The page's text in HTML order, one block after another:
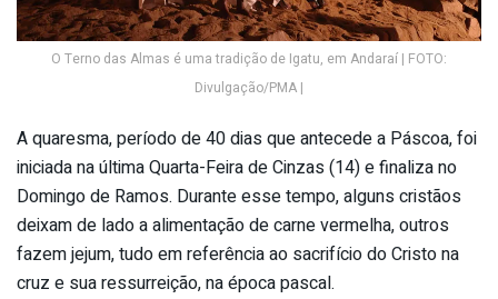
O Terno das Almas é uma tradição de Igatu, em Andaraí | FOTO:
Divulgação/PMA |
A quaresma, período de 40 dias que antecede a Páscoa, foi
iniciada na última Quarta-Feira de Cinzas (14) e finaliza no
Domingo de Ramos. Durante esse tempo, alguns cristãos
deixam de lado a alimentação de carne vermelha, outros
fazem jejum, tudo em referência ao sacrifício do Cristo na
cruz e sua ressurreição, na época pascal.